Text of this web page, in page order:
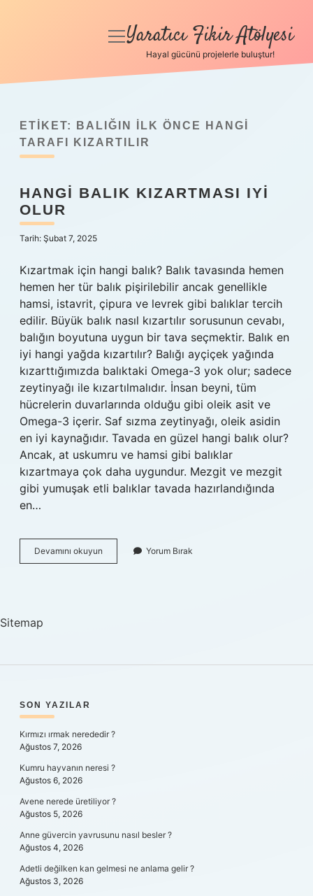
Anasayfa
Yasal Uyarı
menüyü
Yaratıcı Fikir Atölyesi
Hayal gücünü projelerle buluştur!
ETIKET:
BALIĞIN ILK ÖNCE HANGI
TARAFI KIZARTILIR
HANGI BALIK KIZARTMASI IYI
OLUR
Tarih: Şubat 7, 2025
Kızartmak için hangi balık? Balık tavasında hemen
hemen her tür balık pişirilebilir ancak genellikle
hamsi, istavrit, çipura ve levrek gibi balıklar tercih
edilir. Büyük balık nasıl kızartılır sorusunun cevabı,
balığın boyutuna uygun bir tava seçmektir. Balık en
iyi hangi yağda kızartılır? Balığı ayçiçek yağında
kızarttığımızda balıktaki Omega-3 yok olur; sadece
zeytinyağı ile kızartılmalıdır. İnsan beyni, tüm
hücrelerin duvarlarında olduğu gibi oleik asit ve
Omega-3 içerir. Saf sızma zeytinyağı, oleik asidin
en iyi kaynağıdır. Tavada en güzel hangi balık olur?
Ancak, at uskumru ve hamsi gibi balıklar
kızartmaya çok daha uygundur. Mezgit ve mezgit
gibi yumuşak etli balıklar tavada hazırlandığında
en…
Devamını okuyun
Balık
Yorum Bırak
Sitemap
SIDEBAR
SON YAZILAR
Kırmızı ırmak nerededir ?
Ağustos 7, 2026
Kumru hayvanın neresi ?
Ağustos 6, 2026
Avene nerede üretiliyor ?
Ağustos 5, 2026
Anne güvercin yavrusunu nasıl besler ?
Ağustos 4, 2026
Adetli değilken kan gelmesi ne anlama gelir ?
Ağustos 3, 2026